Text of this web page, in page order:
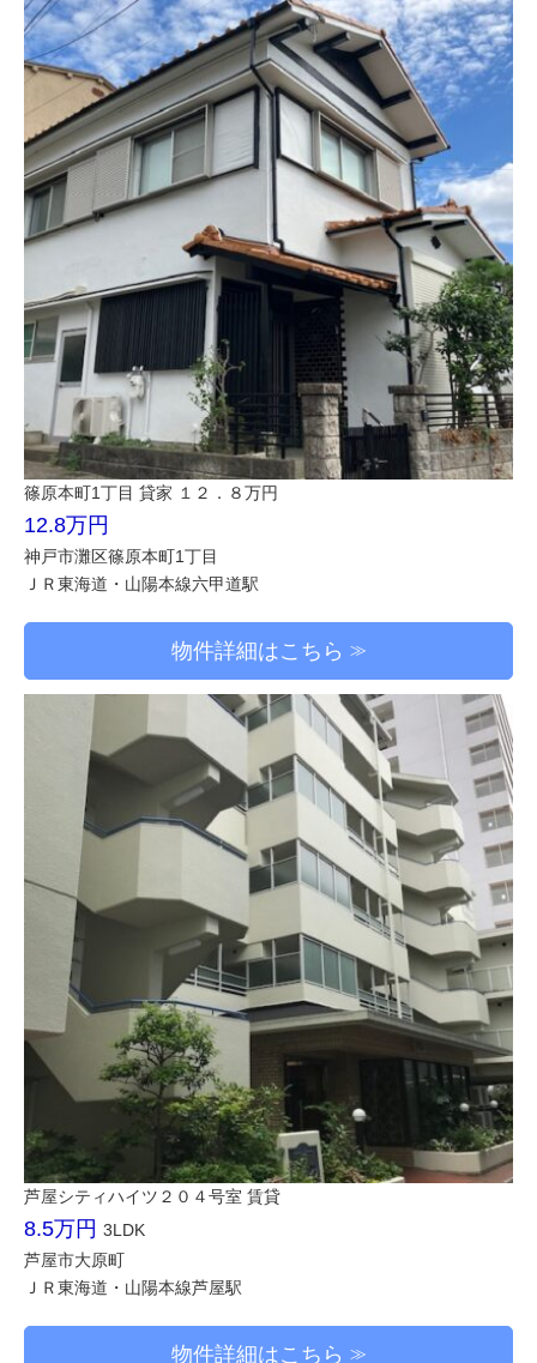
篠原本町1丁目 貸家 １２．８万円
12.8万円
神戸市灘区篠原本町1丁目
ＪＲ東海道・山陽本線六甲道駅
物件詳細はこちら
芦屋シティハイツ２０４号室 賃貸
8.5万円 3LDK
芦屋市大原町
ＪＲ東海道・山陽本線芦屋駅
物件詳細はこちら